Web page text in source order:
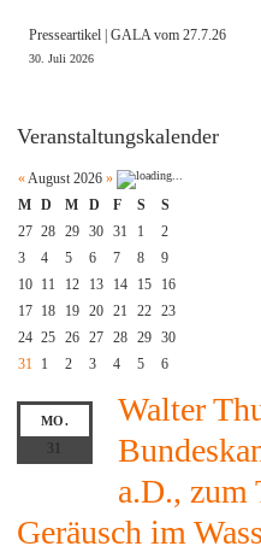
Presseartikel | GALA vom 27.7.26
30. Juli 2026
Veranstaltungskalender
« August 2026 »
M D M D F S
S
27 28 29 30 31 1
2
3
4 5 6 7 8
9
10 11 12 13 14 15
16
17 18 19 20 21 22 23
24 25 26 27 28 29 30
31
1 2 3 4 5 6
MO.
31
Walter
a.D., zum
Geräusch im